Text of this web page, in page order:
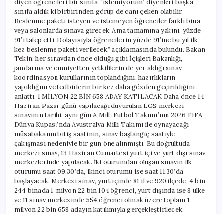
diyen öğrencileri bir sınıfa, ‘istemiyorum’ diyenleri başka
sınıfa aldık ki birbirinden görüp de canı çeken olabilir.
Beslenme paketi isteyen ve istemeyen öğrenciler farklı bina
veya salonlarda sınava girecek. Ama tamamına yakını, yüzde
91’i talep etti. Dolayısıyla öğrencilerin yüzde 91’ine bu yıl ilk
kez beslenme paketi verilecek.” açıklamasında bulundu. Bakan
Tekin, her sınavdan önce olduğu gibi İçişleri Bakanlığı,
jandarma ve emniyetten yetkililerin de yer aldığı sınav
koordinasyon kurullarının toplandığını, hazırlıkların
yapıldığını ve tedbirlerin bir kez daha gözden geçirildiğini
anlattı. 1 MİLYON 22 BİN 658 ADAY KATILACAK Daha önce 14
Haziran Pazar günü yapılacağı duyurulan LGS merkezi
sınavının tarihi, aynı gün A Milli Futbol Takımı’nın 2026 FIFA
Dünya Kupası’nda Avustralya Milli Takımı ile oynayacağı
müsabakanın bitiş saatinin, sınav başlangıç saatiyle
çakışması nedeniyle bir gün öne alınmıştı. Bu doğrultuda
merkezi sınav, 13 Haziran Cumartesi yurt içi ve yurt dışı sınav
merkezlerinde yapılacak. İki oturumdan oluşan sınavın ilk
oturumu saat 09.30’da, ikinci oturumu ise saat 11.30’da
başlayacak. Merkezi sınav, yurt içinde 81 il ve 920 ilçede, 4 bin
244 binada 1 milyon 22 bin 104 öğrenci, yurt dışında ise 8 ülke
ve 11 sınav merkezinde 554 öğrenci olmak üzere toplam 1
milyon 22 bin 658 adayın katılımıyla gerçekleştirilecek.